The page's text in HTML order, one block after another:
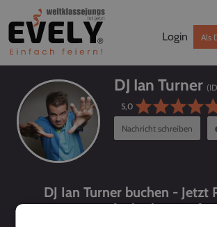
Login Als
DJ Ian Turner
5,0
Nachricht schreiben
DJ Ian Turner buchen - Jetzt
Verfügbarkeit